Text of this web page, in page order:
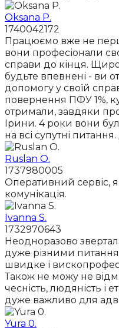
Oksana P.
1740042172
Працюємо вже не
вони професіонали
справи до кінця.
будьте впевнені - ви
допомогу у своїй
повернення ПФУ 1%,
отримали, завдяки
Ірини. 4 роки вони
на всі супутні
Ruslan O.
1737980005
Оперативний сервіс,
комунікація.
Ivanna S.
1732970643
Неодноразово
дуже різними
швидке і
Також не можу не
чесність, людяність і
дуже важливо для
Yura 0.